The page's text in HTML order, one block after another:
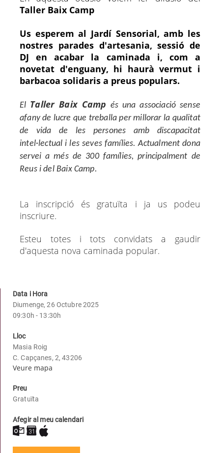
Taller Baix Camp
Us esperem al Jardí Sensorial, amb les
nostres parades d'artesania, sessió de
DJ en acabar la caminada i, com a
novetat d'enguany, hi haurà vermut i
barbacoa solidaris a preus populars.
El Taller Baix Camp és una associació sense
afany de lucre que treballa per millorar la qualitat
de vida de les persones amb discapacitat
intel·lectual i les seves famílies. Actualment dona
servei a més de 300 famílies, principalment de
Reus i del Baix Camp.
L a inscripció és gratuïta i ja us podeu
inscriure.
Esteu totes i tots convidats a gaudir
d'aquesta nova caminada popular.
Data i Hora
Diumenge, 26 Octubre 2025
09:30h - 13:30h
Lloc
Masia Roig
C. Capçanes, 2, 43206
Veure mapa
Preu
Gratuïta
Afegir al meu calendari